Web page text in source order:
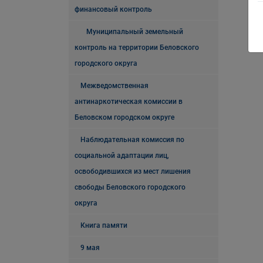
финансовый контроль
Муниципальный земельный
контроль на территории Беловского
городского округа
Межведомственная
антинаркотическая комиссии в
Беловском городском округе
Наблюдательная комиссия по
социальной адаптации лиц,
освободившихся из мест лишения
свободы Беловского городского
округа
Книга памяти
9 мая